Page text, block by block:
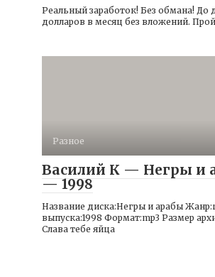
Реальный заработок! Без обмана! До
долларов в месяц без вложений.
Разное
Василий К — Негры и
— 1998
Название диска:Негры и арабы
выпуска:1998 Формат:mp3 Размер
Cлава тебе яйца